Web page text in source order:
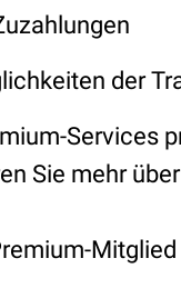
der
Services
Sie mehr über